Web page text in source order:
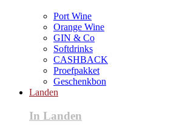
Port Wine
Orange Wine
GIN & Co
Softdrinks
CASHBACK
Proefpakket
Geschenkbon
Landen
In Landen